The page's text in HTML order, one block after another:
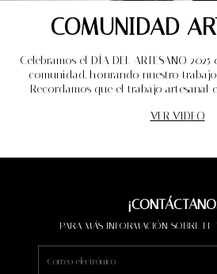
COMUNIDAD
Celebramos el DÍA DEL ARTESANO
comunidad, honrando nuestro
Recordamos que el trabajo artesanal
VER VIDEO
PARA MÁS INFORMACIÓN SOBRE EL